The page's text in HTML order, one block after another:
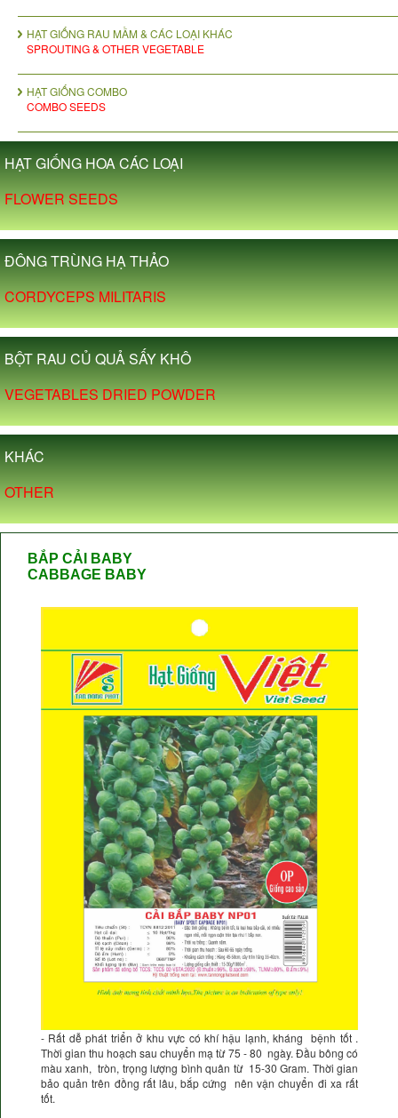
HẠT GIỐNG RAU MẦM & CÁC LOẠI KHÁC
SPROUTING & OTHER VEGETABLE
HẠT GIỐNG COMBO
COMBO SEEDS
HẠT GIỐNG HOA CÁC LOẠI
FLOWER SEEDS
ĐÔNG TRÙNG HẠ THẢO
CORDYCEPS MILITARIS
BỘT RAU CỦ QUẢ SẤY KHÔ
VEGETABLES DRIED POWDER
KHÁC
OTHER
BẮP CẢI BABY
CABBAGE BABY
- Rất dễ phát triển ở khu vực có khí hậu lạnh, kháng bệnh tốt .
Thời gian thu hoạch sau chuyển mạ từ 75 - 80 ngày. Đầu bông có
màu xanh, tròn, trọng lượng bình quân từ 15-30 Gram. Thời gian
bảo quản trên đồng rất lâu, bắp cứng nên vận chuyển đi xa rất
tốt.